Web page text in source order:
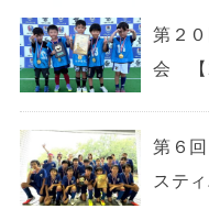
第２
会 【
第６
ステ